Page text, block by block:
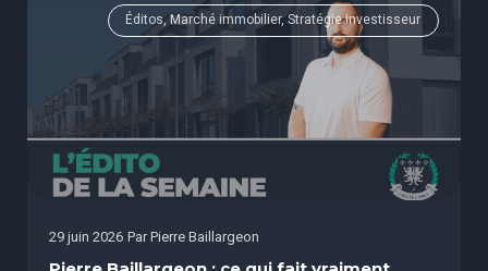
Éditos, Marché immobilier, Stratégie investisseur
29 juin 2026 Par Pierre Baillargeon